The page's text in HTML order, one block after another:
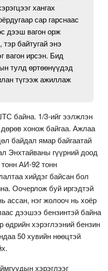
хангах
сар гарснаас
дээш вагон орж
байтугай энэ
вагон ирсэн. Бид
тулд өртөөнүүдэд
түгээж ажиллаж
байна. 1/3-ийг ээлжлэн
хонож байгаа. Ажлаа
байдал ямар байгаатай
Энхтайваны гүүрний доод
АИ-92 тонн
хийдэг байсан бол
Оочерлож буй иргэдтэй
ассан, нэг жолооч нь хоёр
дээшээ бензинтэй байна
хэрэглээний бензин
50 хувийн нөөцтэй
хэрэглээг